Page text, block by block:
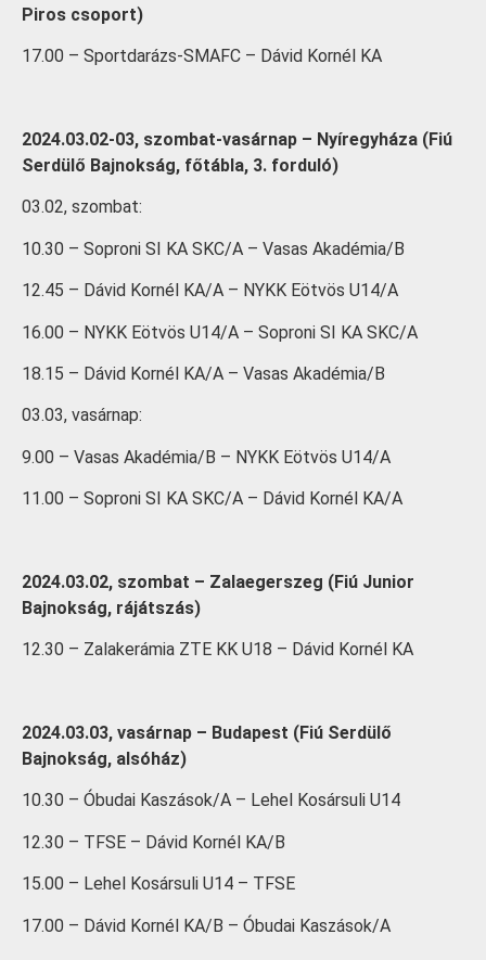
Piros csoport)
17.00 – Sportdarázs-SMAFC – Dávid Kornél KA
2024.03.02-03, szombat-vasárnap – Nyíregyháza (Fiú
Serdülő Bajnokság, főtábla, 3. forduló)
03.02, szombat:
10.30 – Soproni SI KA SKC/A – Vasas Akadémia/B
12.45 – Dávid Kornél KA/A – NYKK Eötvös U14/A
16.00 – NYKK Eötvös U14/A – Soproni SI KA SKC/A
18.15 – Dávid Kornél KA/A – Vasas Akadémia/B
03.03, vasárnap:
9.00 – Vasas Akadémia/B – NYKK Eötvös U14/A
11.00 – Soproni SI KA SKC/A – Dávid Kornél KA/A
2024.03.02, szombat – Zalaegerszeg (Fiú Junior
Bajnokság, rájátszás)
12.30 – Zalakerámia ZTE KK U18 – Dávid Kornél KA
2024.03.03, vasárnap – Budapest (Fiú Serdülő
Bajnokság, alsóház)
10.30 – Óbudai Kaszások/A – Lehel Kosársuli U14
12.30 – TFSE – Dávid Kornél KA/B
15.00 – Lehel Kosársuli U14 – TFSE
17.00 – Dávid Kornél KA/B – Óbudai Kaszások/A